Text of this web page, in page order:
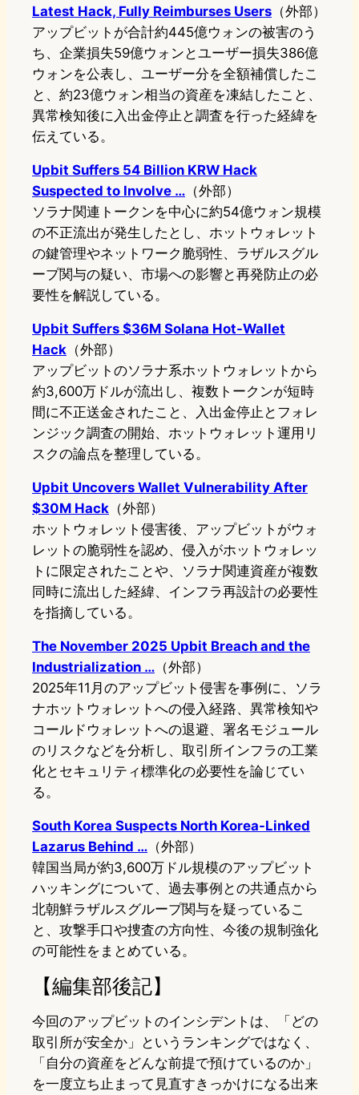
Latest Hack, Fully Reimburses Users （外部）
アップビットが合計約445億ウォンの被害のう
ち、企業損失59億ウォンとユーザー損失386億
ウォンを公表し、ユーザー分を全額補償したこ
と、約23億ウォン相当の資産を凍結したこと、
異常検知後に入出金停止と調査を行った経緯を
伝えている。
Upbit Suffers 54 Billion KRW Hack
Suspected to Involve … （外部）
ソラナ関連トークンを中心に約54億ウォン規模
の不正流出が発生したとし、ホットウォレット
の鍵管理やネットワーク脆弱性、ラザルスグル
ープ関与の疑い、市場への影響と再発防止の必
要性を解説している。
Upbit Suffers $36M Solana Hot-Wallet
Hack （外部）
アップビットのソラナ系ホットウォレットから
約3,600万ドルが流出し、複数トークンが短時
間に不正送金されたこと、入出金停止とフォレ
ンジック調査の開始、ホットウォレット運用リ
スクの論点を整理している。
Upbit Uncovers Wallet Vulnerability After
$30M Hack （外部）
ホットウォレット侵害後、アップビットがウォ
レットの脆弱性を認め、侵入がホットウォレッ
トに限定されたことや、ソラナ関連資産が複数
同時に流出した経緯、インフラ再設計の必要性
を指摘している。
The November 2025 Upbit Breach and the
Industrialization … （外部）
2025年11月のアップビット侵害を事例に、ソラ
ナホットウォレットへの侵入経路、異常検知や
コールドウォレットへの退避、署名モジュール
のリスクなどを分析し、取引所インフラの工業
化とセキュリティ標準化の必要性を論じてい
る。
South Korea Suspects North Korea-Linked
Lazarus Behind … （外部）
韓国当局が約3,600万ドル規模のアップビット
ハッキングについて、過去事例との共通点から
北朝鮮ラザルスグループ関与を疑っているこ
と、攻撃手口や捜査の方向性、今後の規制強化
の可能性をまとめている。
【編集部後記】
今回のアップビットのインシデントは、「どの
取引所が安全か」というランキングではなく、
「自分の資産をどんな前提で預けているのか」
を一度立ち止まって見直すきっかけになる出来